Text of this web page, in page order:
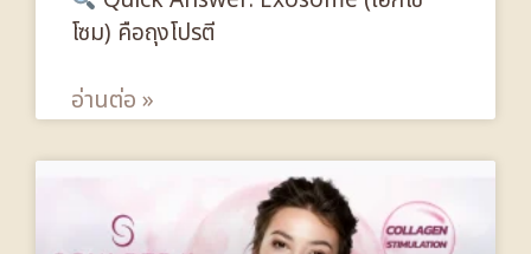
โซม) คือถุงโปรตี
อ่านต่อ »